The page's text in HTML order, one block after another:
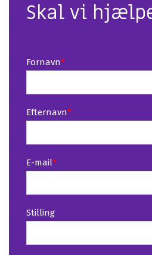
Skal vi
Fornavn*
Efternavn*
E-mail*
Stilling